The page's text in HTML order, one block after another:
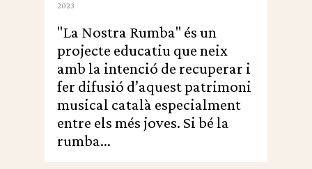
2023
"La Nostra Rumba" és un
projecte educatiu que neix
amb la intenció de recuperar i
fer difusió d’aquest patrimoni
musical català especialment
entre els més joves. Si bé la
rumba...